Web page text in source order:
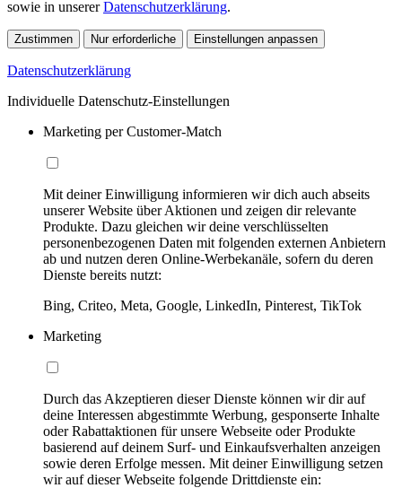
sowie in unsererDatenschutzerklärung.
Zustimmen Nur erforderliche Einstellungen anpassen
Datenschutzerklärung
Individuelle Datenschutz-Einstellungen
Marketing per Customer-Match
Mit deiner Einwilligung informieren wir dich auch abseits
unserer Website über Aktionen und zeigen dir relevante
Produkte. Dazu gleichen wir deine verschlüsselten
personenbezogenen Daten mit folgenden externen Anbietern
ab und nutzen deren Online-Werbekanäle, sofern du deren
Dienste bereits nutzt:
Bing, Criteo, Meta, Google, LinkedIn, Pinterest, TikTok
Marketing
Durch das Akzeptieren dieser Dienste können wir dir auf
deine Interessen abgestimmte Werbung, gesponserte Inhalte
oder Rabattaktionen für unsere Webseite oder Produkte
basierend auf deinem Surf- und Einkaufsverhalten anzeigen
sowie deren Erfolge messen. Mit deiner Einwilligung setzen
wir auf dieser Webseite folgende Drittdienste ein: